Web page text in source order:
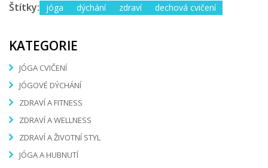
Štítky: jóga dýchání zdraví dechová cvičení
KATEGORIE
JÓGA CVIČENÍ
JÓGOVÉ DÝCHÁNÍ
ZDRAVÍ A FITNESS
ZDRAVÍ A WELLNESS
ZDRAVÍ A ŽIVOTNÍ STYL
JÓGA A HUBNUTÍ